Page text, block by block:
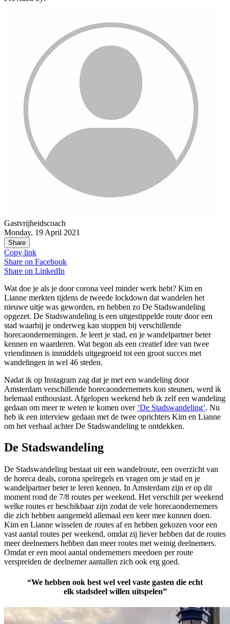
Gastvrijheidscoach
Monday, 19 April 2021
Share
Copy link
Share on Facebook
Share on LinkedIn
Wat doe je als je door corona veel minder werk hebt? Kim en
Lianne merkten tijdens de tweede lockdown dat wandelen het
nieuwe uitje was geworden, en hebben zo De Stadswandeling
opgezet. De Stadswandeling is een uitgestippelde route door een
stad waarbij je onderweg kan stoppen bij verschillende
horecaondernemingen. Je leert je stad, en je wandelpartner beter
kennen en waarderen. Wat begon als een creatief idee van twee
vriendinnen is inmiddels uitgegroeid tot een groot succes met
wandelingen in wel 46 steden.
Nadat ik op Instagram zag dat je met een wandeling door
Amsterdam verschillende horecaondernemers kon steunen, werd ik
helemaal enthousiast. Afgelopen weekend heb ik zelf een wandeling
gedaan om meer te weten te komen over ‘De Stadswandeling’. Nu
heb ik een interview gedaan met de twee oprichters Kim en Lianne
om het verhaal achter De Stadswandeling te ontdekken.
De Stadswandeling
De Stadswandeling bestaat uit een wandelroute, een overzicht van
de horeca deals, corona spelregels en vragen om je stad en je
wandelpartner beter te leren kennen. In Amsterdam zijn er op dit
moment rond de 7/8 routes per weekend. Het verschilt per weekend
welke routes er beschikbaar zijn zodat de vele horecaondernemers
die zich hebben aangemeld allemaal een keer mee kunnen doen.
Kim en Lianne wisselen de routes af en hebben gekozen voor een
vast aantal routes per weekend, omdat zij liever hebben dat de routes
meer deelnemers hebben dan meer routes met weinig deelnemers.
Omdat er een mooi aantal ondernemers meedoen per route
verspreiden de deelnemer aantallen zich ook erg goed.
“We hebben ook best wel veel vaste gasten die echt
elk stadsdeel willen uitspelen”